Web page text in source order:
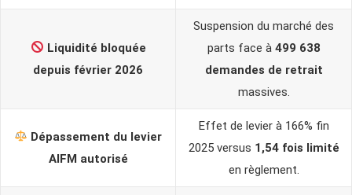
Liquidité bloquée
depuis février 2026
Suspension du marché des
parts face à 499 638
demandes de retrait
massives.
Dépassement du levier
AIFM autorisé
Effet de levier à 166% fin
2025 versus 1,54 fois limité
en règlement.